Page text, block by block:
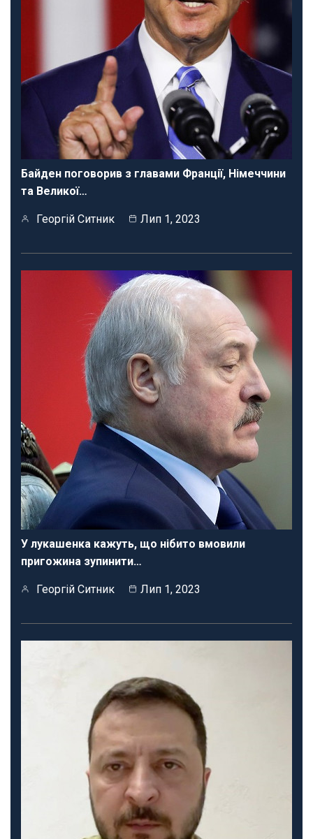
Байден поговорив з главами Франції, Німеччини
та Великої…
Георгій Ситник Лип 1, 2023
У лукашенка кажуть, що нібито вмовили
пригожина зупинити…
Георгій Ситник Лип 1, 2023